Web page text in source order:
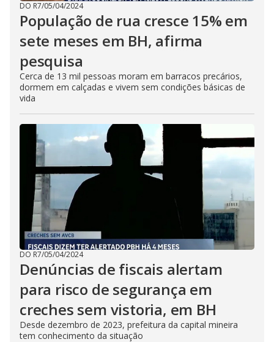
DO R7/05/04/2024
População de rua cresce 15% em
sete meses em BH, afirma
pesquisa
Cerca de 13 mil pessoas moram em barracos precários,
dormem em calçadas e vivem sem condições básicas de
vida
DO R7/05/04/2024
Denúncias de fiscais alertam
para risco de segurança em
creches sem vistoria, em BH
Desde dezembro de 2023, prefeitura da capital mineira
tem conhecimento da situação